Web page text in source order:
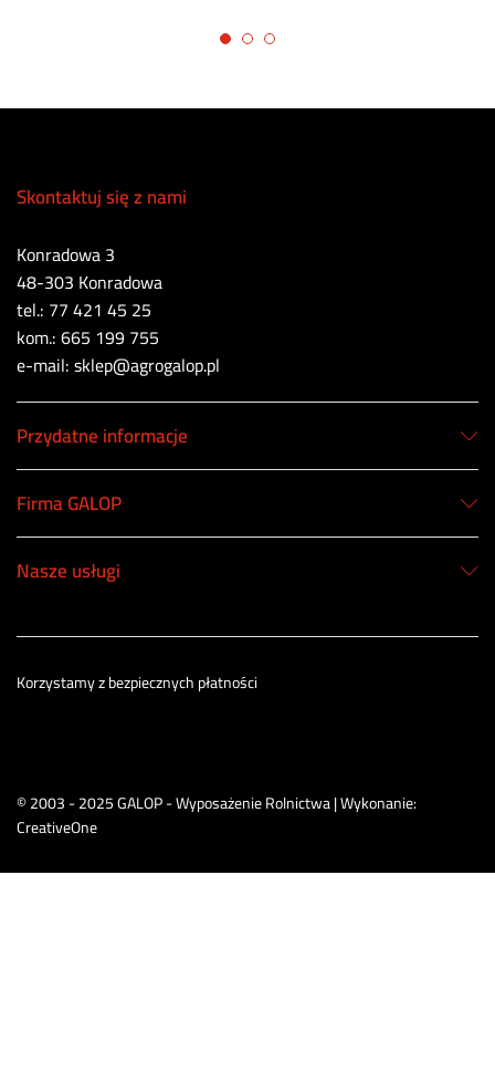
Skontaktuj się z nami
Konradowa 3
48-303 Konradowa
tel.: 77 421 45 25
kom.: 665 199 755
e-mail: sklep@agrogalop.pl
Przydatne informacje
Firma GALOP
Nasze usługi
© 2003 - 2025 GALOP - Wyposażenie Rolnictwa | Wykonanie:
CreativeOne
Korzystamy z bezpiecznych płatności